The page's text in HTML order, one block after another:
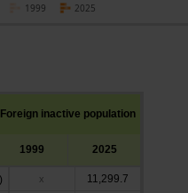
2025
1999
Foreign inactive population
1999 2025
x
11,299.7